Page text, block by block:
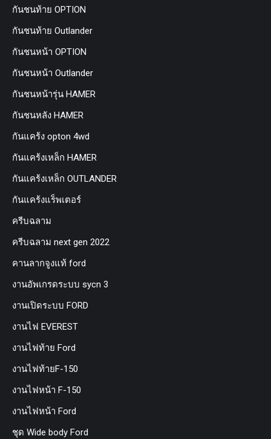
กันชนท้าย OPTION
กันชนท้าย Outlander
กันชนหน้า OPTION
กันชนหน้า Outlander
กันชนหน้ารุ่น HAMER
กันชนหลัง HAMER
กันแคร้ง opton 4wd
กันแคร้งเหล็ก HAMER
กันแคร้งเหล็ก OUTLANDER
กันแคร้งแร็พเตอร์
ครีบฉลาม
ครีบฉลาม next gen 2022
คานลากจูงแท้ ford
งานอัพเกรดระบบ sycn 3
งานเปิดระบบ FORD
งานไฟ EVEREST
งานไฟท้าย Ford
งานไฟท้ายF-150
งานไฟหน้า F-150
งานไฟหน้า Ford
ชุด Wide body Ford